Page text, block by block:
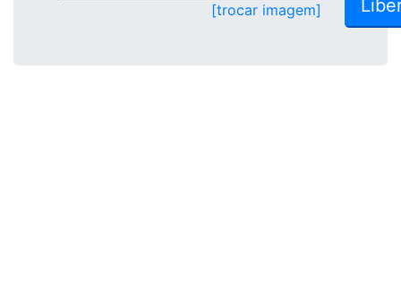
[trocar imagem]